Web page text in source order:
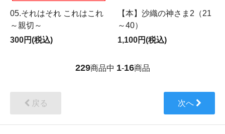
05.それはそれ これはこれ
～親切～
300円(税込)
【本】沙織の神さま2（21
～40）
1,100円(税込)
229商品中 1-16商品
戻る 次へ